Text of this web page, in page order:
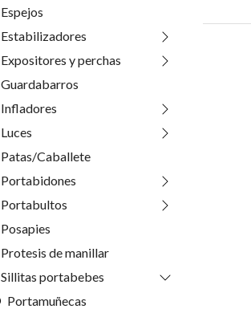
Espejos
Estabilizadores
Expositores y perchas
Guardabarros
Infladores
Luces
Patas/Caballete
Portabidones
Portabultos
Posapies
Protesis de manillar
Sillitas portabebes
Portamuñecas